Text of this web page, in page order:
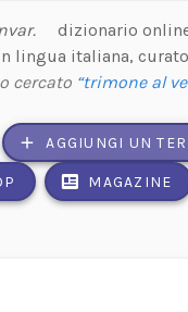
dizionario
lingua italiana,
cercato “trimone al
AGGIUNGI UN
MAGAZINE